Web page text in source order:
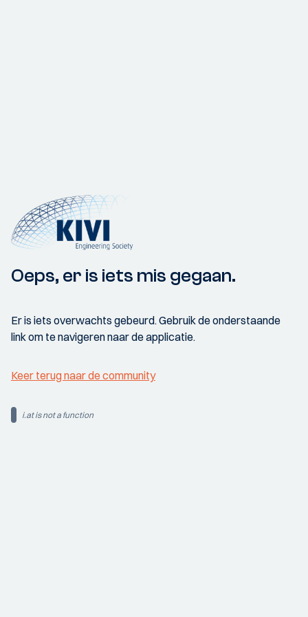
Oeps, er is iets mis gegaan.
Er is iets overwachts gebeurd. Gebruik de onderstaande
link om te navigeren naar de applicatie.
Keer terug naar de community
i.at is not a function